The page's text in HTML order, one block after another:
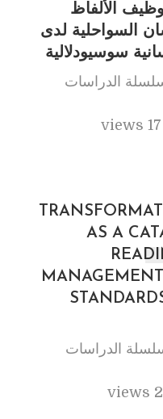
الألفاظ
السواحلية لدى
سوسيودلالية
الدراسات
17 views
AS A
الدراسات
24